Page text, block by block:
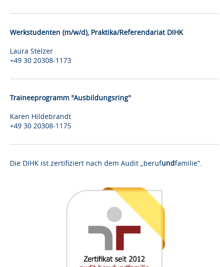
Werkstudenten (m/w/d), Praktika/Referendariat DIHK
Laura Stelzer
+49 30 20308-1173
Traineeprogramm "Ausbildungsring"
Karen Hildebrandt
+49 30 20308-1175
Die DIHK ist zertifiziert nach dem Audit „berufundfamilie“.